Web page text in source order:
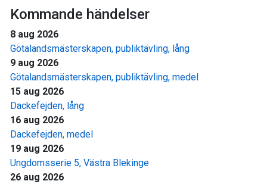
Kommande händelser
8 aug 2026
Götalandsmästerskapen, publiktävling, lång
9 aug 2026
Götalandsmästerskapen, publiktävling, medel
15 aug 2026
Dackefejden, lång
16 aug 2026
Dackefejden, medel
19 aug 2026
Ungdomsserie 5, Västra Blekinge
26 aug 2026